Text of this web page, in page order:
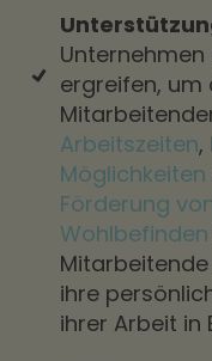
ergreifen, um
Arbeitszeiten,
Möglichkeiten
Förderung
Wohlbefinden
ihre
ihrer Arbeit in